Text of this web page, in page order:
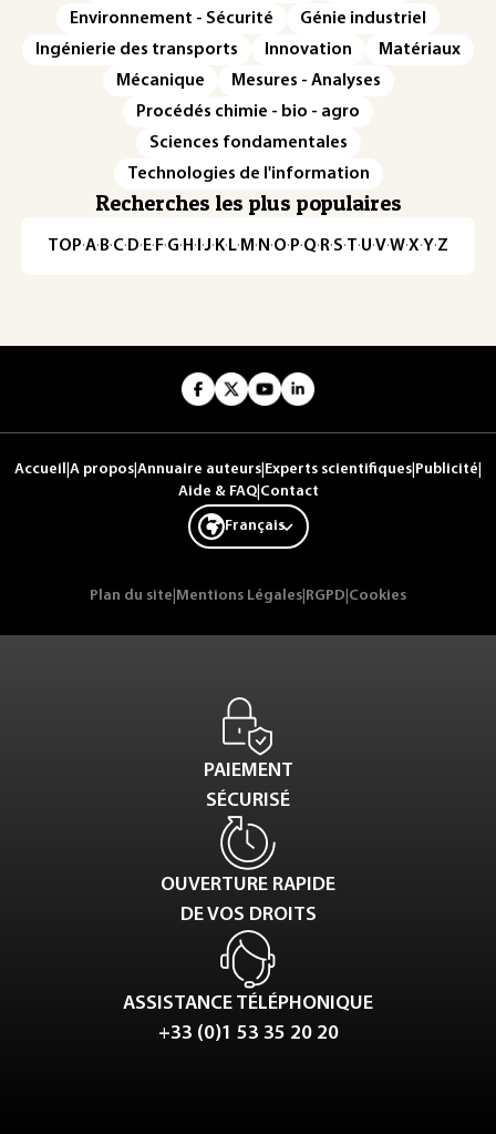
Environnement - Sécurité
Génie industriel
Ingénierie des transports
Innovation
Matériaux
Mécanique
Mesures - Analyses
Procédés chimie - bio - agro
Sciences fondamentales
Technologies de l'information
Recherches les plus populaires
TOP·A·B·C· D· E· F·G· H · ·J· K· L· M · N ·O· P·Q· R·S·T·U·V·W·X·Y·Z
Accueil A propos Annuaire auteurs Experts scientifiques Publicité
Aide & FAQ| Contact
Français
Plan du site Mentions Légales RGPD Cookies
PAIEMENT
SÉCURISÉ
OUVERTURE RAPIDE
DE VOS DROITS
ASSISTANCE TÉLÉPHONIQUE
+33 (0)1 53 35 20 20